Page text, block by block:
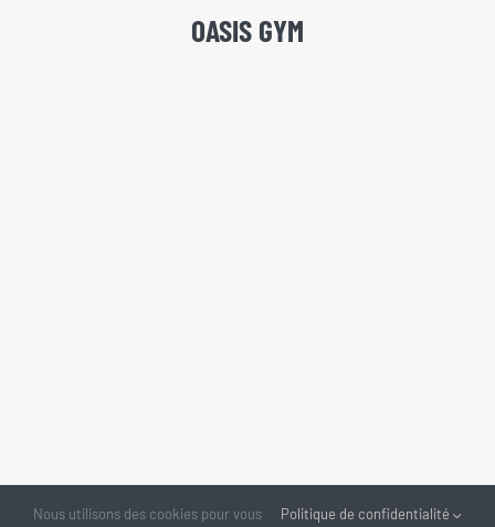
OASIS GYM
Nous utilisons des cookies pour vous Politique de confidentialité